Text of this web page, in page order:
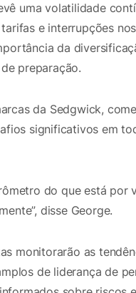
uma volatilidade
e interrupções
da
preparação.
da Sedgwick,
significativos em
do que está por
disse George.
monitorarão as
de liderança de